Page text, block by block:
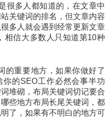
很多人都知道的，在文章中
关键词的排名，但文章内容
多人就会遇到经常更新文章
相信大多数人只知道第10种
的重要地方，如果你做好了
的SEO工作必然会事半功
堆砌，布局关键词切记要合
些地方布局长尾关键词，都
了，如果有不明白的地方可